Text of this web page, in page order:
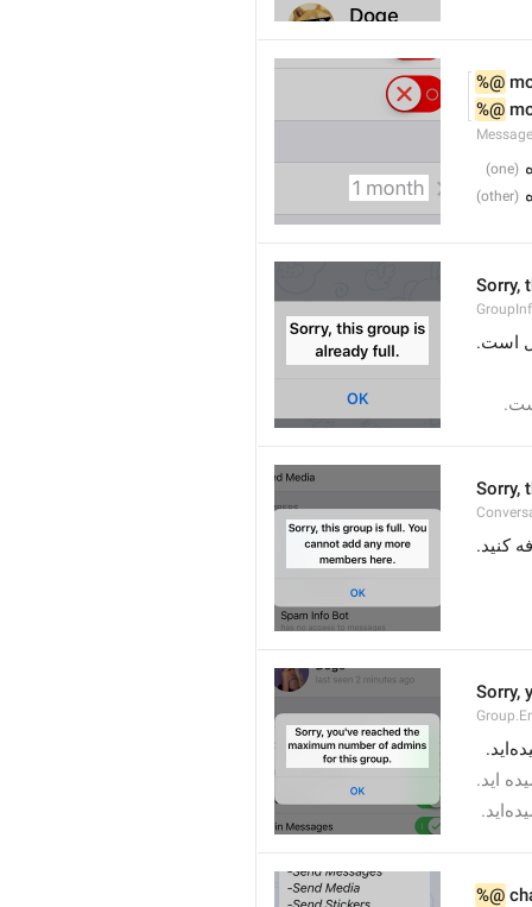
%@
%@
Sorry,
است.
Sorry,
Sorry,
اید.
%@